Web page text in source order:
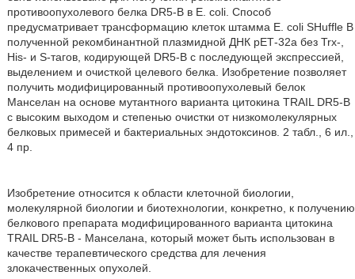
противоопухолевого белка DR5-B в Е. coli. Способ
предусматривает трансформацию клеток штамма Е. coli SHuffle В
полученной рекомбинантной плазмидной ДНК рЕТ-32а без Trx-,
His- и S-тагов, кодирующей DR5-B с последующей экспрессией,
выделением и очисткой целевого белка. Изобретение позволяет
получить модифицированный противоопухолевый белок
Манселан на основе мутантного варианта цитокина TRAIL DR5-B
с высоким выходом и степенью очистки от низкомолекулярных
белковых примесей и бактериальных эндотоксинов. 2 табл., 6 ил.,
4 пр.
Изобретение относится к области клеточной биологии,
молекулярной биологии и биотехнологии, конкретно, к получению
белкового препарата модифицированного варианта цитокина
TRAIL DR5-B - Манселана, который может быть использован в
качестве терапевтического средства для лечения
злокачественных опухолей.